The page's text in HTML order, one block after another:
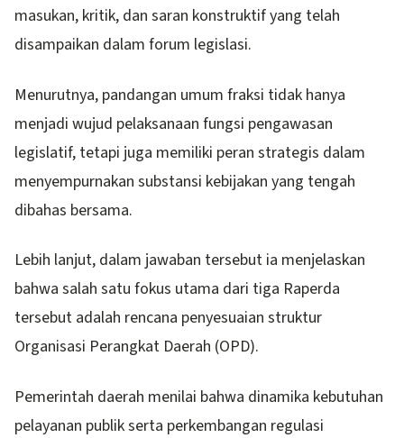
masukan, kritik, dan saran konstruktif yang telah
disampaikan dalam forum legislasi.
Menurutnya, pandangan umum fraksi tidak hanya
menjadi wujud pelaksanaan fungsi pengawasan
legislatif, tetapi juga memiliki peran strategis dalam
menyempurnakan substansi kebijakan yang tengah
dibahas bersama.
Lebih lanjut, dalam jawaban tersebut ia menjelaskan
bahwa salah satu fokus utama dari tiga Raperda
tersebut adalah rencana penyesuaian struktur
Organisasi Perangkat Daerah (OPD).
Pemerintah daerah menilai bahwa dinamika kebutuhan
pelayanan publik serta perkembangan regulasi